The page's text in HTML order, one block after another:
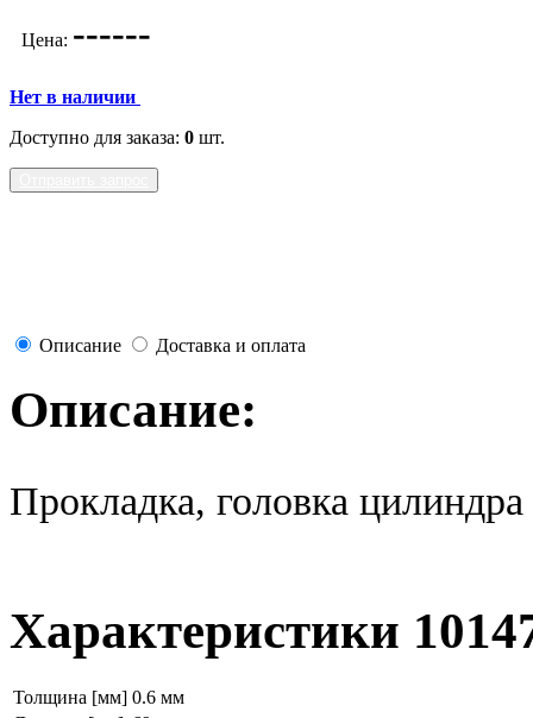
Цена: ------
Нет в наличии
Доступно для заказа: 0 шт.
Описание Доставка и оплата
Описание:
Прокладка, головка
Характеристики
Толщина [мм] 0.6 мм